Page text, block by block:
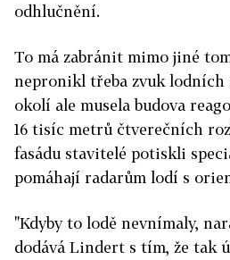
odhlučnění.
To má zabránit mimo jiné
nepronikl třeba zvuk
okolí ale musela budova
16 tisíc metrů čtverečních
fasádu stavitelé potiskli
pomáhají radarům lodí s
"Kdyby to lodě nevnímaly,
dodává Lindert s tím, že tak